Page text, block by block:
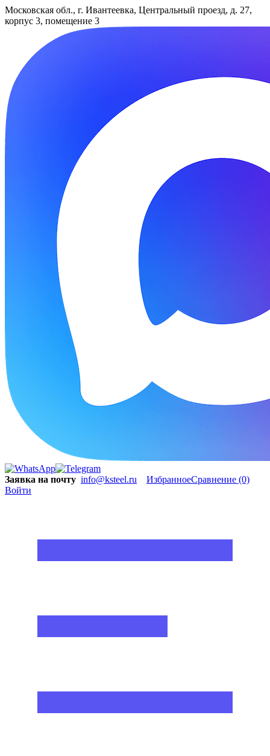
Московская обл., г. Ивантеевка, Центральный проезд, д. 27,
корпус 3, помещение 3
Заявка на почту info@ksteel.ru ИзбранноеСравнение (0)
Войти